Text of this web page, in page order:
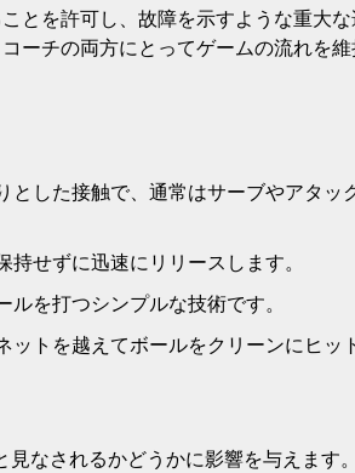
とを許可し、故障を示すような重大
ーチの両方にとってゲームの流れを
とした接触で、通常はサーブやアタッ
せずに迅速にリリースします。
を打つシンプルな技術です。
トを越えてボールをクリーンにヒッ
なされるかどうかに影響を与えます